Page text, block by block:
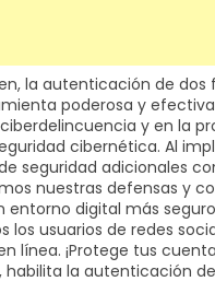
la autenticación de dos
poderosa y
y en la
cibernética. Al
seguridad adicionales
nuestras defensas y
entorno digital más
los usuarios de redes
línea. ¡Protege tus
habilita la autenticación